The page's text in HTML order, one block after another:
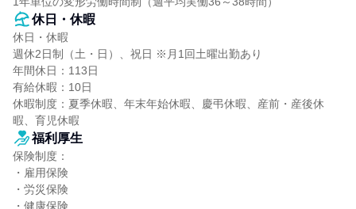
休日・休暇
休日・休暇
週休2日制（土・日）、祝日 ※月1回土曜出勤あり
年間休日：113日
有給休暇：10日
休暇制度：夏季休暇、年末年始休暇、慶弔休暇、産前・産後休
暇、育児休暇
福利厚生
保険制度：
・雇用保険
・労災保険
・健康保険